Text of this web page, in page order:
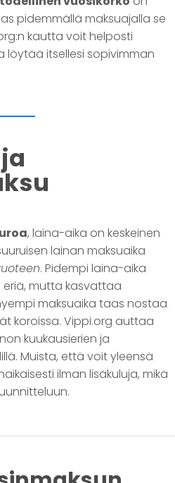
pidemmällä maksuajalla se
kautta voit helposti
löytää itsellesi sopivimman
, laina-aika on keskeinen
lainan maksuaika
. Pidempi laina-aika
mutta kasvattaa
maksuaika taas nostaa
koroissa. Vippi.org auttaa
kuukausierien ja
Muista, että voit yleensä
ilman lisäkuluja, mikä